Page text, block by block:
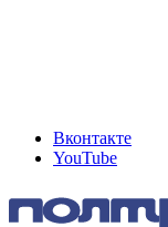
Вконтакте
YouTube